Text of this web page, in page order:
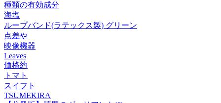
種類の有効成分
海塩
ループバンド(ラテックス製) グリーン
点差や
映像機器
Leaves
価格約
トマト
スイフト
TSUMEKIRA